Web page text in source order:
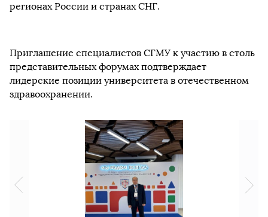
регионах России и странах СНГ.
Приглашение специалистов СГМУ к участию в столь
представительных форумах подтверждает
лидерские позиции университета в отечественном
здравоохранении.